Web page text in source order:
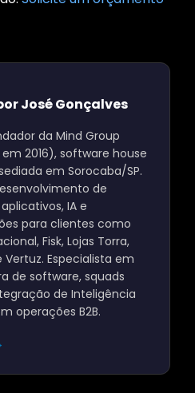
José Gonçalves
da Mind Group
2016), software house
em Sorocaba/SP.
de
IA e
para clientes como
Fisk, Lojas Torra,
Vertuz. Especialista em
de software, squads
de Inteligência
operações B2B.